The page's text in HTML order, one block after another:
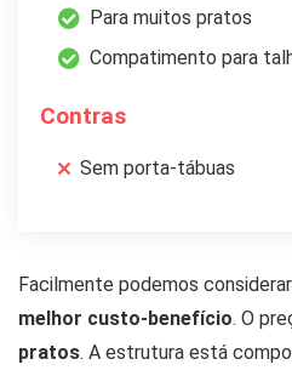
Para muitos pratos
Compatimento para
Contras
Sem porta-tábuas
Facilmente podemos
melhor custo-benefício. O
pratos. A estrutura está